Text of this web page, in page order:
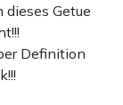
dieses Getue
Definition